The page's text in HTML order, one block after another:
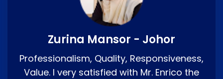
Zurina Mansor - Johor
Professionalism, Quality, Responsiveness,
Value. I very satisfied with Mr. Enrico the